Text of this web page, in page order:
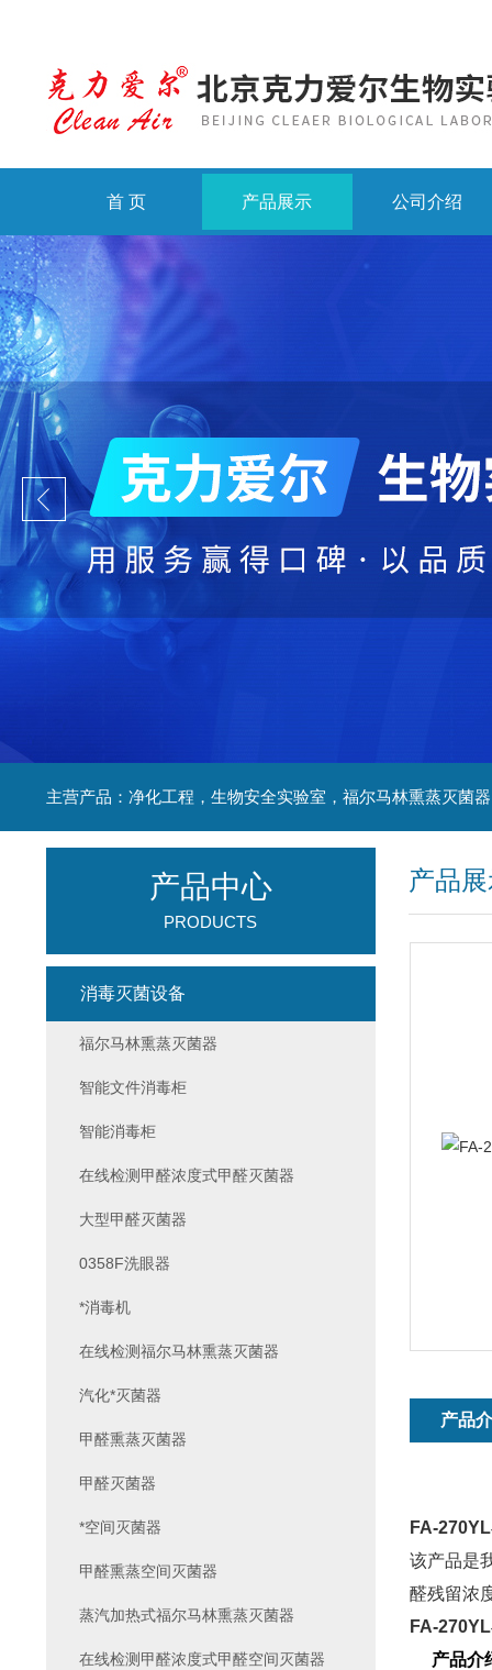
首 页 产品展示 公司介绍
产品
产品
FA-
该产品是
醛残留浓
FA-
产品介
产品中心
PRODUCTS
消毒灭菌设备
福尔马林熏蒸灭菌器
智能文件消毒柜
智能消毒柜
在线检测甲醛浓度式甲醛灭菌器
大型甲醛灭菌器
0358F洗眼器
*消毒机
在线检测福尔马林熏蒸灭菌器
汽化*灭菌器
甲醛熏蒸灭菌器
甲醛灭菌器
*空间灭菌器
甲醛熏蒸空间灭菌器
蒸汽加热式福尔马林熏蒸灭菌器
在线检测甲醛浓度式甲醛空间灭菌器